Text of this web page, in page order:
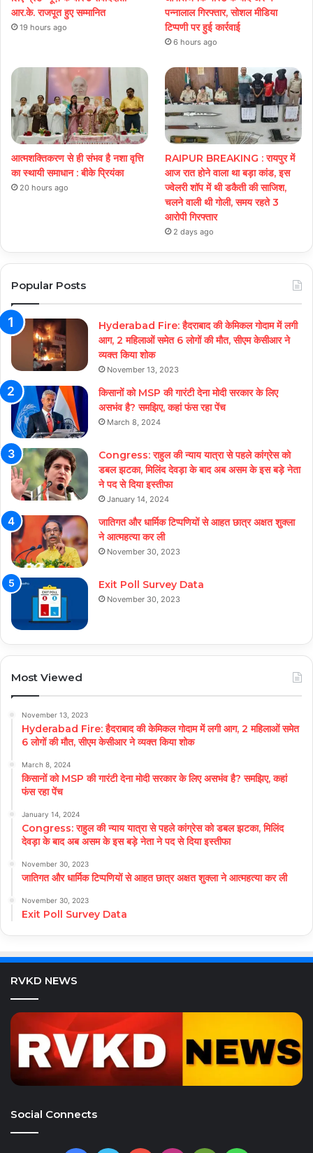
आर.के. राजपूत हुए सम्मानित
19 hours ago
पन्नालाल गिरफ्तार, सोशल मीडिया
टिप्पणी पर हुई कार्रवाई
6 hours ago
आत्मशक्तिकरण से ही संभव है नशा वृत्ति
का स्थायी समाधान : बीके प्रियंका
20 hours ago
RAIPUR BREAKING : रायपुर में
आज रात होने वाला था बड़ा कांड, इस
ज्वेलरी शॉप में थी डकैती की साजिश,
चलने वाली थी गोली, समय रहते 3
आरोपी गिरफ्तार
2 days ago
Popular Posts
Hyderabad Fire: हैदराबाद की केमिकल गोदाम में लगी
आग, 2 महिलाओं समेत 6 लोगों की मौत, सीएम केसीआर ने
व्यक्त किया शोक
November 13, 2023
किसानों को MSP की गारंटी देना मोदी सरकार के लिए
असभंव है? समझिए, कहां फंस रहा पेंच
March 8, 2024
Congress: राहुल की न्याय यात्रा से पहले कांग्रेस को
डबल झटका, मिलिंद देवड़ा के बाद अब असम के इस बड़े नेता
ने पद से दिया इस्तीफा
January 14, 2024
जातिगत और धार्मिक टिप्पणियों से आहत छात्र अक्षत शुक्ला
ने आत्महत्या कर ली
November 30, 2023
Exit Poll Survey Data
November 30, 2023
Most Viewed
November 13, 2023
Hyderabad Fire: हैदराबाद की केमिकल गोदाम में लगी आग, 2 महिलाओं समेत
6 लोगों की मौत, सीएम केसीआर ने व्यक्त किया शोक
March 8, 2024
किसानों को MSP की गारंटी देना मोदी सरकार के लिए असभंव है? समझिए, कहां
फंस रहा पेंच
January 14, 2024
Congress: राहुल की न्याय यात्रा से पहले कांग्रेस को डबल झटका, मिलिंद
देवड़ा के बाद अब असम के इस बड़े नेता ने पद से दिया इस्तीफा
November 30, 2023
जातिगत और धार्मिक टिप्पणियों से आहत छात्र अक्षत शुक्ला ने आत्महत्या कर ली
November 30, 2023
Exit Poll Survey Data
RVKD NEWS
Social Connects